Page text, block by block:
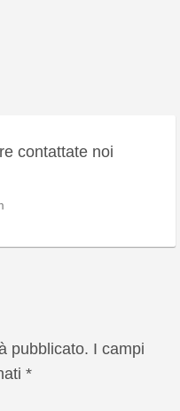
contattate noi
pubblicato. I campi
*